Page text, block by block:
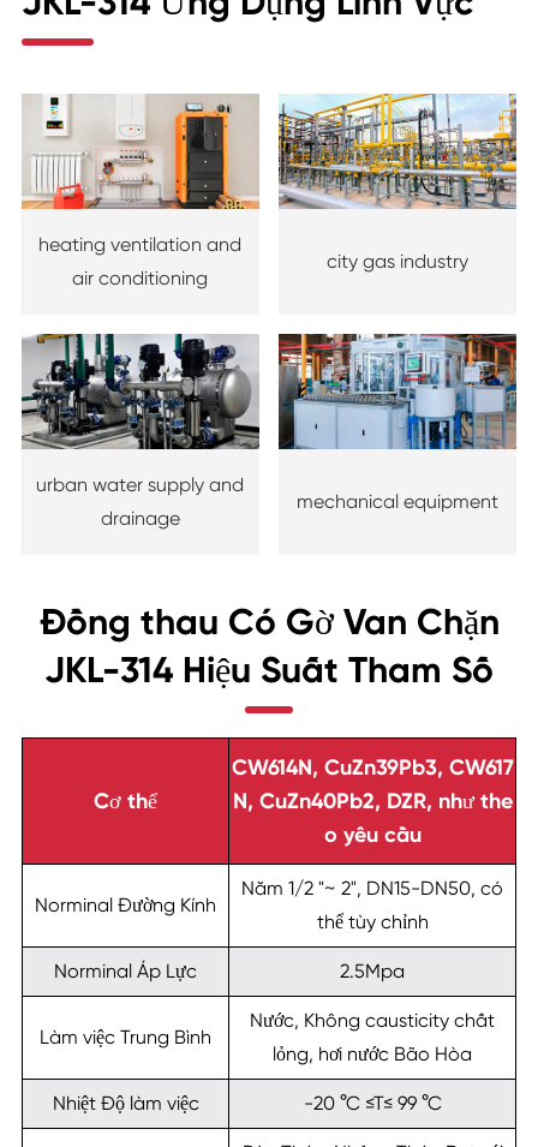
heating ventilation and
air conditioning
city gas industry
urban water supply and
drainage
mechanical equipment
Đồng thau Có Gờ Van Chặn
JKL-314 Hiệu Suất Tham Số
Cơ thể
CW614N, CuZn39Pb3, CW617
N, CuZn40Pb2, DZR, như the
o yêu cầu
Norminal Đường Kính
Năm 1/2 "~ 2", DN15-DN50, có
thể tùy chỉnh
Norminal Áp Lực 2.5Mpa
Làm việc Trung Bình
Nước, Không causticity chất
lỏng, hơi nước Bão Hòa
Nhiệt Độ làm việc -20 °C ≤T≤ 99 °C